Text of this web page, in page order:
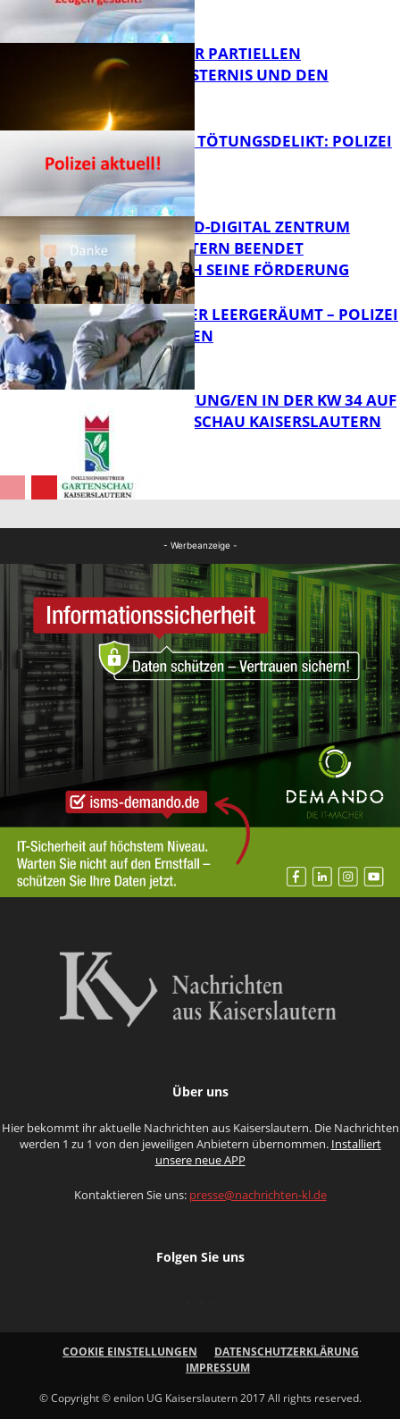
VORTRAG ZUR PARTIELLEN
SONNENFINSTERNIS UND DEN
PERSEIDEN
FB News
VERSUCHTES TÖTUNGSDELIKT: POLIZEI
ERMITTELT
FB News
MITTELSTAND-DIGITAL ZENTRUM
KAISERSLAUTERN BEENDET
ERFOLGREICH SEINE FÖRDERUNG
TRANSPORTER LEERGERÄUMT – POLIZEI
SUCHT ZEUGEN
VERANSTALTUNG/EN IN DER KW 34 AUF
DER GARTENSCHAU KAISERSLAUTERN
- Werbeanzeige -
Über uns
Hier bekommt ihr aktuelle Nachrichten aus Kaiserslautern. Die Nachrichten
werden 1 zu 1 von den jeweiligen Anbietern übernommen. Installiert
unsere neue APP
Kontaktieren Sie uns: presse@nachrichten-kl.de
Folgen Sie uns
COOKIE EINSTELLUNGEN
DATENSCHUTZERKLÄRUNG
IMPRESSUM
© Copyright © enilon UG Kaiserslautern 2017 All rights reserved.